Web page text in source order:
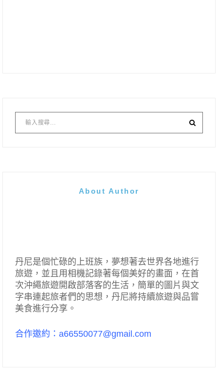
About Author
丹尼是個忙碌的上班族，夢想著去世界各地進行
旅遊，並且用相機記錄著每個美好的畫面，在首
次沖繩旅遊開啟部落客的生活，簡單的圖片與文
字串連起旅者們的思想，丹尼將持續旅遊與品嘗
美食進行分享。
合作邀約：a66550077@gmail.com